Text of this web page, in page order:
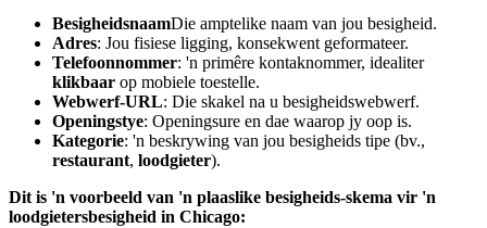
BesigheidsnaamDie amptelike naam van jou besigheid.
Adres: Jou fisiese ligging, konsekwent geformateer.
Telefoonnommer: 'n primêre kontaknommer, idealiter
klikbaar op mobiele toestelle.
Webwerf-URL: Die skakel na u besigheidswebwerf.
Openingstye: Openingsure en dae waarop jy oop is.
Kategorie: 'n beskrywing van jou besigheids tipe (bv.,
restaurant, loodgieter).
Dit is 'n voorbeeld van 'n plaaslike besigheids-skema vir 'n
loodgietersbesigheid in Chicago: